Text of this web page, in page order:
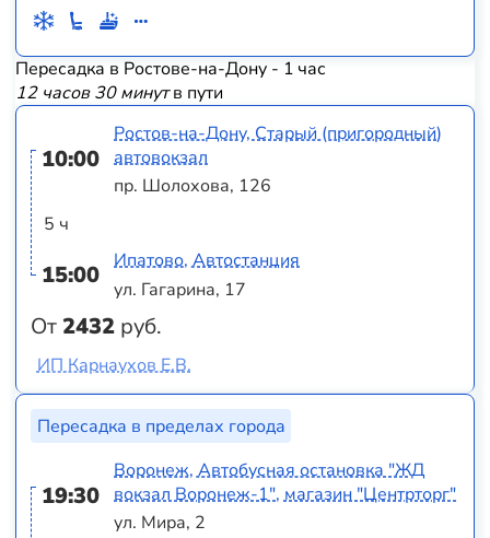
Пересадка в Ростове-на-Дону - 1 час
12 часов 30 минутв пути
10:00
5 ч
15:00
От2432 руб.
Ростов-на-Дону, Старый (пригородный)
автовокзал
пр. Шолохова, 126
Ипатово, Автостанция
ул. Гагарина, 17
ИП Карнаухов Е.В.
Пересадка в пределах города
19:30
Воронеж, Автобусная остановка "ЖД
вокзал Воронеж-1", магазин "Центрторг"
ул. Мира, 2